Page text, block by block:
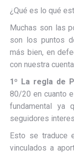
¿Qué es lo qué
Muchas son las
son los puntos
más bien, en
con nuestra
1º La regla de
80/20 en cuanto
fundamental ya
seguidores
Esto se traduce
vinculados a